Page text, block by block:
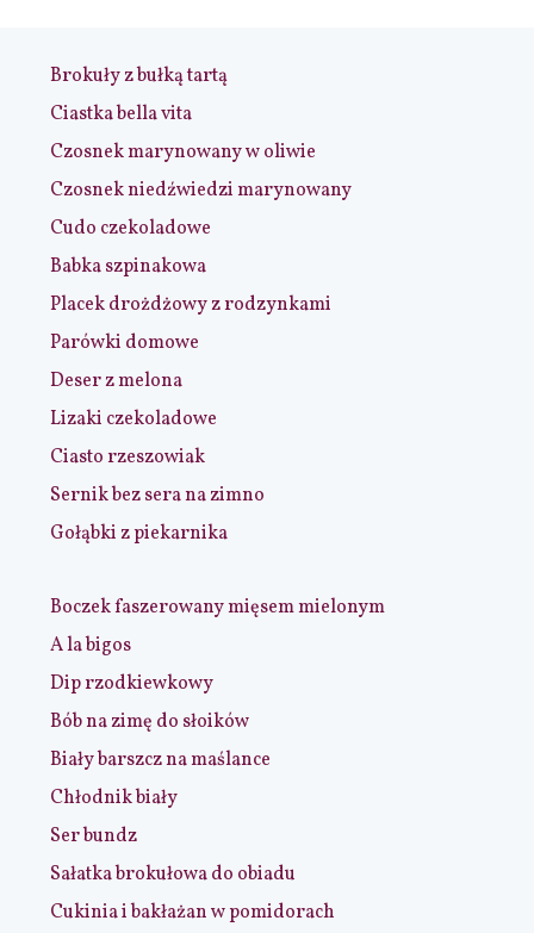
Brokuły z bułką tartą
Ciastka bella vita
Czosnek marynowany w oliwie
Czosnek niedźwiedzi marynowany
Cudo czekoladowe
Babka szpinakowa
Placek drożdżowy z rodzynkami
Parówki domowe
Deser z melona
Lizaki czekoladowe
Ciasto rzeszowiak
Sernik bez sera na zimno
Gołąbki z piekarnika
Boczek faszerowany mięsem mielonym
A la bigos
Dip rzodkiewkowy
Bób na zimę do słoików
Biały barszcz na maślance
Chłodnik biały
Ser bundz
Sałatka brokułowa do obiadu
Cukinia i bakłażan w pomidorach